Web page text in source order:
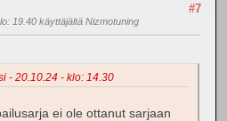
#7
19.40 käyttäjältä Nizmotuning
- 20.10.24 - klo: 14.30
ei ole ottanut sarjaan